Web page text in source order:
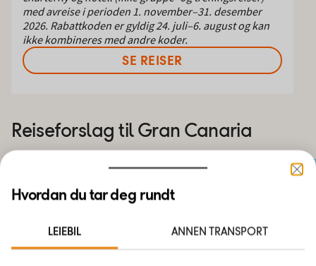
med avreise i perioden 1. november–31. desember
2026. Rabattkoden er gyldig 24. juli–6. august og kan
ikke kombineres med andre koder.
SE REISER
Reiseforslag til Gran Canaria
Hvordan du tar deg rundt
LEIEBIL ANNEN TRANSPORT